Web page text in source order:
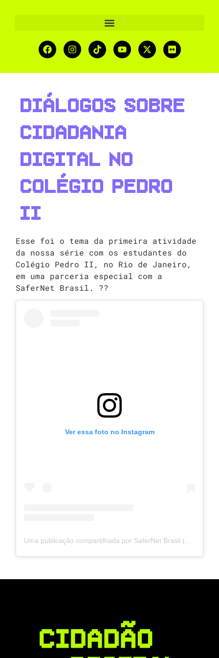
Diálogos sobre
Cidadania
Digital no
Colégio Pedro
II
Esse foi o tema da primeira atividade
da nossa série com os estudantes do
Colégio Pedro II, no Rio de Janeiro,
em uma parceria especial com a
SaferNet Brasil. ??
Ver essa foto no Instagram
Uma publicação compartilhada por SaferNet Brasil (@safernetbr)